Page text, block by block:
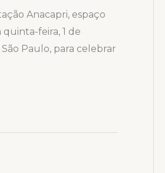
Anacapri, espaço
feira, 1 de
Paulo, para celebrar